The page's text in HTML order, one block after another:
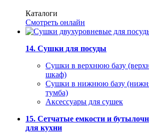
Каталоги
Смотреть онлайн
14. Сушки для посуды
Сушки в верхнюю базу
шкаф)
Сушки в нижнюю базу
тумба)
Аксессуары для сушек
15. Сетчатые емкости и
для кухни